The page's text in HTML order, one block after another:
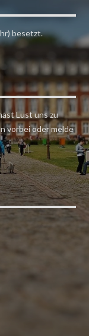
besetzt.
Lust uns zu
vorbei oder melde